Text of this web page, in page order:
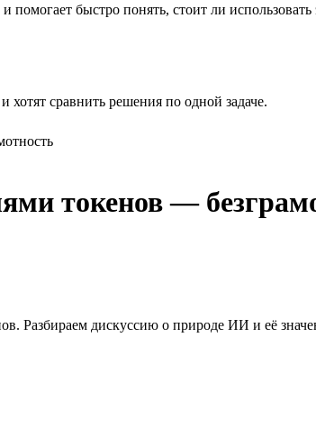
и помогает быстро понять, стоит ли
сравнить решения по одной задаче.
токенов —
Разбираем дискуссию о природе ИИ и её